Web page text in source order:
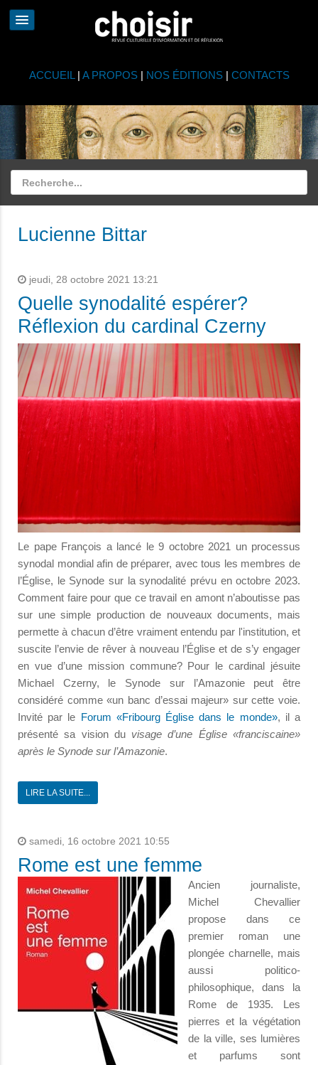
ACCUEIL | A PROPOS| NOS ÉDITIONS| CONTACTS
Lucienne Bittar
jeudi, 28 octobre 2021 13:21
Quelle synodalité espérer?
Réflexion du cardinal Czerny
Le pape François a lancé le 9 octobre 2021 un processus
synodal mondial afin de préparer, avec tous les membres de
l’Église, le Synode sur la synodalité prévu en octobre 2023.
Comment faire pour que ce travail en amont n’aboutisse pas
sur une simple production de nouveaux documents, mais
permette à chacun d’être vraiment entendu par l'institution, et
suscite l’envie de rêver à nouveau l’Église et de s’y engager
en vue d’une mission commune? Pour le cardinal jésuite
Michael Czerny, le Synode sur l’Amazonie peut être
considéré comme «un banc d’essai majeur» sur cette voie.
Invité par le Forum «Fribourg Église dans le monde», il a
présenté sa vision du visage d’une Église «franciscaine»
après le Synode sur l’Amazonie.
LIRE LA SUITE...
samedi, 16 octobre 2021 10:55
Rome est une femme
Ancien journaliste,
Michel Chevallier
propose dans ce
premier roman une
plongée charnelle, mais
aussi politico-
philosophique, dans la
Rome de 1935. Les
pierres et la végétation
de la ville, ses lumières
et parfums sont